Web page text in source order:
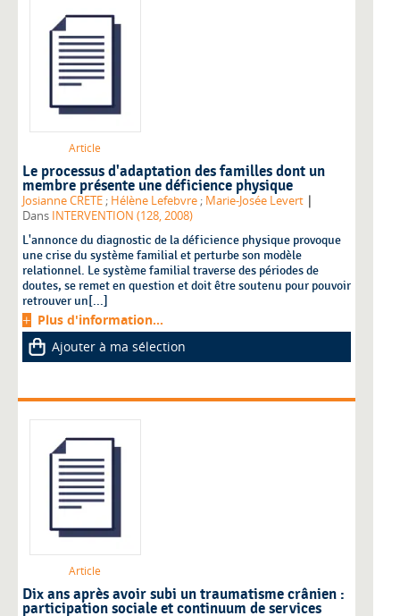
Article
Le processus d'adaptation des familles dont un
membre présente une déficience physique
Josianne CRETE; Hélène Lefebvre; Marie-Josée Levert |
Dans INTERVENTION (128, 2008)
L'annonce du diagnostic de la déficience physique provoque
une crise du système familial et perturbe son modèle
relationnel. Le système familial traverse des périodes de
doutes, se remet en question et doit être soutenu pour pouvoir
retrouver un[...]
Plus d'information...
Ajouter à ma sélection
Article
Dix ans après avoir subi un traumatisme crânien :
participation sociale et continuum de services